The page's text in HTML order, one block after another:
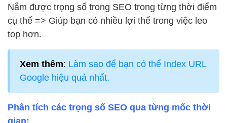
Nắm được trọng số trong SEO trong từng thời điểm
cụ thế => Giúp bạn có nhiều lợi thế trong việc leo
top hơn.
Xem thêm: Làm sao để bạn có thể Index URL
Google hiệu quả nhất.
Phân tích các trọng số SEO qua từng mốc thời
gian: